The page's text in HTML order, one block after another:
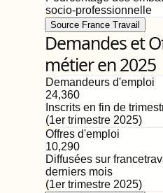
socio-professionnelle
Source France Travail
Demandes et
métier en 2025
Demandeurs d'emploi
24,360
Inscrits en fin de
(1er trimestre 2025)
Offres d'emploi
10,290
Diffusées sur
derniers mois
(1er trimestre 2025)